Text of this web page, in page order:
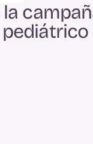
la